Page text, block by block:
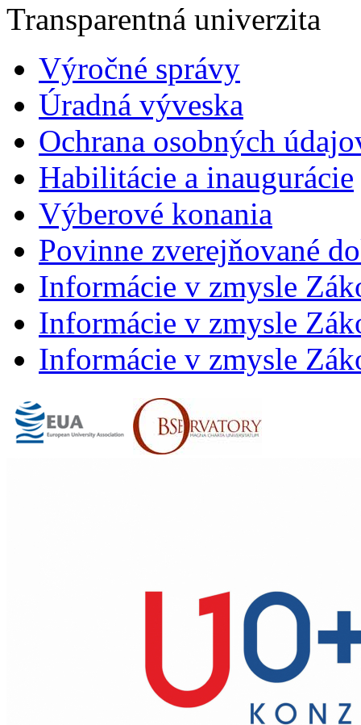
Transparentná univerzita
Výročné správy
Úradná výveska
Ochrana osobných
Habilitácie a inaugurácie
Výberové konania
Povinne zverejňované
Informácie v zmysle
Informácie v zmysle
Informácie v zmysle